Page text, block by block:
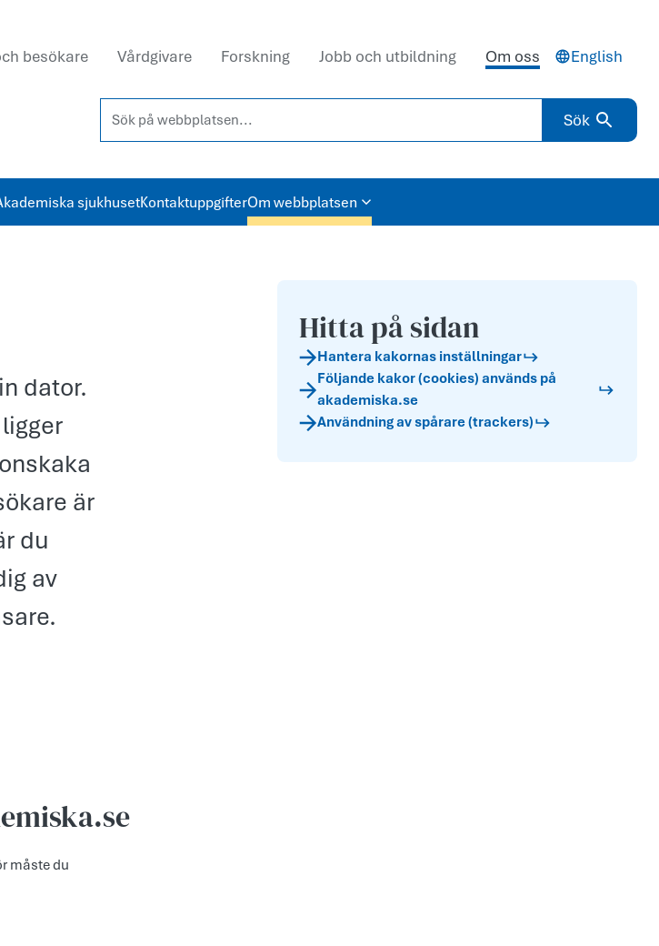
besökare Vårdgivare Forskning Jobb och utbildning Om oss English
Sök på webbplatsen...
Sök
sjukhusetKontaktuppgifterOm webbplatsen
dator.
är
du
av
måste du
Hitta på sidan
Hantera kakornas inställningar
Följande kakor (cookies) används på
akademiska.se
Användning av spårare (trackers)